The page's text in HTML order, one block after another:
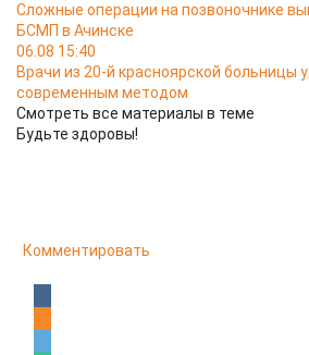
Сложные операции на позвоночнике
БСМП в Ачинске
06.08 15:40
Врачи из 20-й красноярской больницы
современным методом
Смотреть все материалы в теме
Будьте здоровы!
Комментировать